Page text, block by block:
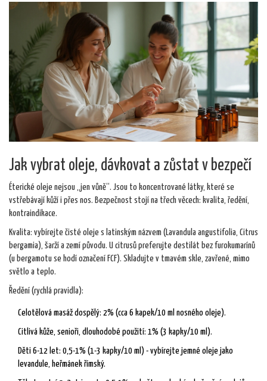
Jak vybrat oleje, dávkovat a zůstat v bezpečí
Éterické oleje nejsou „jen vůně“. Jsou to koncentrované látky, které se
vstřebávají kůží i přes nos. Bezpečnost stojí na třech věcech: kvalita, ředění,
kontraindikace.
Kvalita: vybírejte čisté oleje s latinským názvem (Lavandula angustifolia, Citrus
bergamia), šarží a zemí původu. U citrusů preferujte destilát bez furokumarínů
(u bergamotu se hodí označení FCF). Skladujte v tmavém skle, zavřené, mimo
světlo a teplo.
Ředění (rychlá pravidla):
Celotělová masáž dospělý: 2% (cca 6 kapek/10 ml nosného oleje).
Citlivá kůže, senioři, dlouhodobé použití: 1% (3 kapky/10 ml).
Děti 6-12 let: 0,5-1% (1-3 kapky/10 ml) - vybírejte jemné oleje jako
levandule, heřmánek římský.